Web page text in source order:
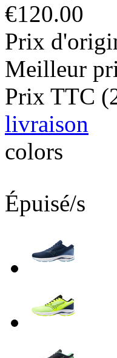
€120.00
Prix
Meilleur
Prix TTC
livraison
colors
Épuisé/s